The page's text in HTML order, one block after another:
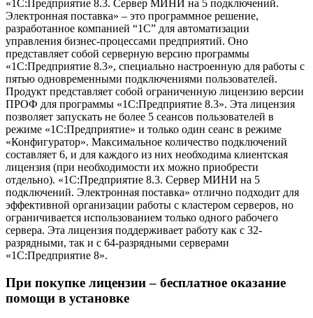
«1С:Предприятие 8.3. Сервер МИНИ на 5 подключений.
Электронная поставка» – это программное решение,
разработанное компанией “1С” для автоматизации
управления бизнес-процессами предприятий. Оно
представляет собой серверную версию программы
«1С:Предприятие 8.3», специально настроенную для работы с
пятью одновременными подключениями пользователей.
Продукт представляет собой ограниченную лицензию версии
ПРОФ для программы «1C:Предприятие 8.3». Эта лицензия
позволяет запускать не более 5 сеансов пользователей в
режиме «1C:Предприятие» и только один сеанс в режиме
«Конфигуратор». Максимальное количество подключений
составляет 6, и для каждого из них необходима клиентская
лицензия (при необходимости их можно приобрести
отдельно). «1С:Предприятие 8.3. Сервер МИНИ на 5
подключений. Электронная поставка» отлично подходит для
эффективной организации работы с кластером серверов, но
ограничивается использованием только одного рабочего
сервера. Эта лицензия поддерживает работу как с 32-
разрядными, так и с 64-разрядными серверами
«1C:Предприятие 8».
При покупке лицензии – бесплатное оказание
помощи в установке